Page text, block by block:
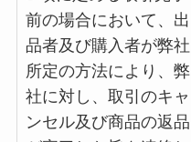
前の場合において、出
品者及び購入者が弊社
所定の方法により、弊
社に対し、取引のキャ
ンセル及び商品の返品